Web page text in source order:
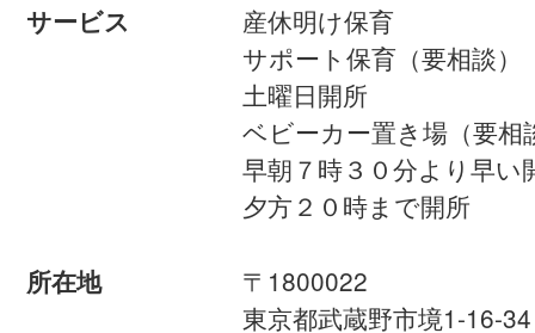
サービス
産休明け保育
サポート保育（要相談）
土曜日開所
ベビーカー置き場（要相
早朝７時３０分より早い
夕方２０時まで開所
所在地
〒1800022
東京都武蔵野市境1-16-